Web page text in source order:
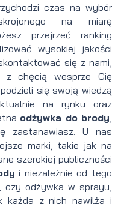
czas na wybór
na miarę
przejrzeć ranking
wysokiej jakości
się z nami,
z chęcią wesprze Cię
się swoją wiedzą
na rynku oraz
odżywka do brody
zastanawiasz. U nas
marki, takie jak na
szerokiej publiczności
i niezależnie od tego
odżywka w sprayu,
każda z nich nawilża i